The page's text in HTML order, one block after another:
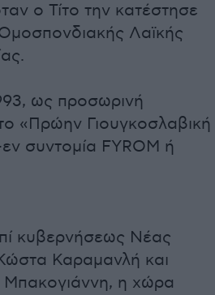
ο Τίτο την κατέστησε
Λαϊκής
ως προσωρινή
«Πρώην Γιουγκοσλαβική
συντομία FYROM ή
κυβερνήσεως Νέας
Καραμανλή και
η χώρα